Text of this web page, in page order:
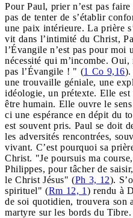
Pour Paul, prier n’est pas
pas de tenter de s’établir
une paix intérieure. La prière
vit dans l’intimité du Christ,
l’Évangile n’est pas pour moi
nécessité qui m’incombe.
pas l’Évangile ! " (1 Co 9,16).
une trouvaille géniale, une
idéologie, un prétexte. Elle
être humain. Elle ouvre le
ci une espérance en dépit du
est souvent pris. Paul se doit
les adversités rencontrées,
vivant. C’est pourquoi sa
Christ. "Je poursuis ma
Philippes, pour tâcher de
le Christ Jésus" (Ph 3, 12).
spirituel" (Rm 12, 1 ) rendu à
de soi quotidien, trouvera son
martyre sur les bords du Tibre.